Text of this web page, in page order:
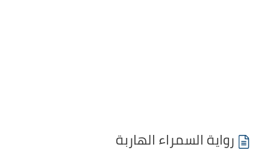
رواية السمراء الهاربة